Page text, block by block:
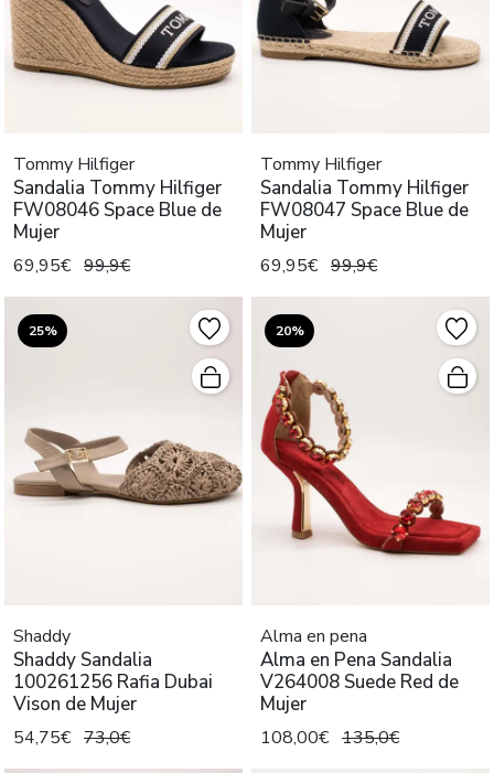
Tommy Hilfiger
Sandalia Tommy Hilfiger
FW08046 Space Blue de
Mujer
69,95€ 99,9€
Tommy Hilfiger
Sandalia Tommy Hilfiger
FW08047 Space Blue de
Mujer
69,95€ 99,9€
25%
Shaddy
Shaddy Sandalia
100261256 Rafia Dubai
Vison de Mujer
54,75€ 73,0€
20%
Alma en pena
Alma en Pena Sandalia
V264008 Suede Red de
Mujer
108,00€ 135,0€